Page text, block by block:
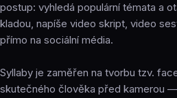
postup: vyhledá populární témata a
kladou, napíše video skript, video
přímo na sociální média.
Syllaby je zaměřen na tvorbu tzv.
skutečného člověka před kamerou